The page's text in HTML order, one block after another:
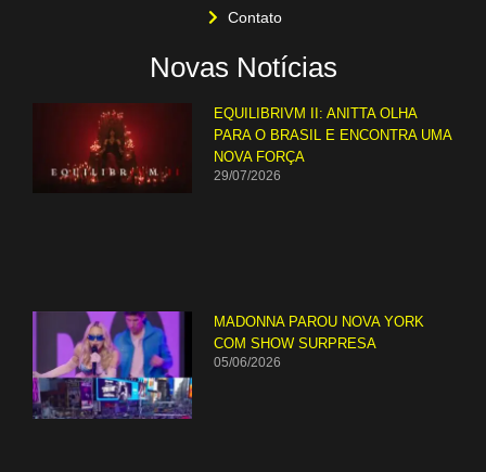
Contato
Novas Notícias
EQUILIBRIVM II: ANITTA OLHA
PARA O BRASIL E ENCONTRA UMA
NOVA FORÇA
29/07/2026
MADONNA PAROU NOVA YORK
COM SHOW SURPRESA
05/06/2026